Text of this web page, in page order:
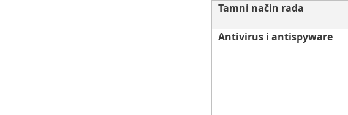
Tamni način rada
Antivirus i antispyware